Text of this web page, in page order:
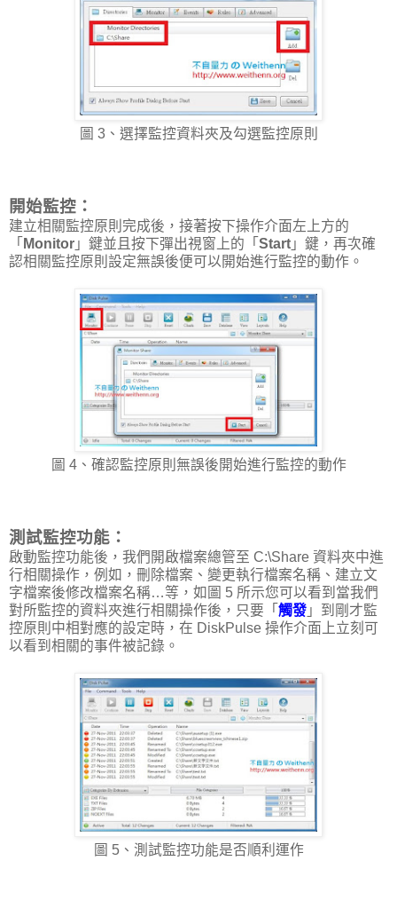
圖 3、選擇監控資料夾及勾選監控原則
開始監控：
建立相關監控原則完成後，接著按下操作介面左上方的
「 Monitor 」鍵並且按下彈出視窗上的「 Start 」鍵，再次確
認相關監控原則設定無誤後便可以開始進行監控的動作。
圖 4、確認監控原則無誤後開始進行監控的動作
測試監控功能：
啟動監控功能後，我們開啟檔案總管至 C:\Share 資料夾中進
行相關操作，例如，刪除檔案、變更執行檔案名稱、建立文
字檔案後修改檔案名稱…等，如圖 5 所示您可以看到當我們
對所監控的資料夾進行相關操作後，只要「 觸發 」到剛才監
控原則中相對應的設定時，在 DiskPulse 操作介面上立刻可
以看到相關的事件被記錄。
圖 5、測試監控功能是否順利運作